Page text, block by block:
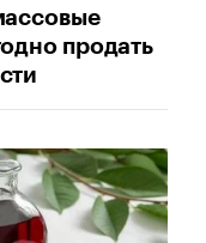
продать